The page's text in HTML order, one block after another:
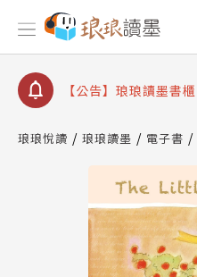
【公告】琅琅讀墨數
【公告】琅琅讀墨書
【公告】琅琅讀墨 3
請圖文教學
查詢
【公告】琅琅讀墨數
琅琅悅讀 琅琅讀墨 電子書